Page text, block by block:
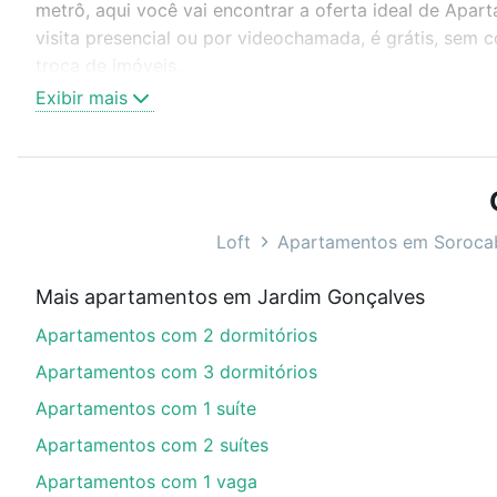
metrô, aqui você vai encontrar a oferta ideal de
visita presencial ou por videochamada, é grátis, sem
Como escolher um imóvel?
Use barra de busca no topo para pesquisar por
ou sem vaga de garagem para combinar
Apartamentos com 2 quartos à venda em Jardim
Aqui na Loft temos a oferta ideal para você, com
opções de financiamento imobiliário as parcelas
veja em nosso portal quanto custa comprar um
Exibir mais
Loft Apartamentos em
Mais apartamentos em Jardim Gonçalves
Apartamentos com 2 dormitórios
Apartamentos com 3 dormitórios
Apartamentos com 1 suíte
Apartamentos com 2 suítes
Apartamentos com 1 vaga